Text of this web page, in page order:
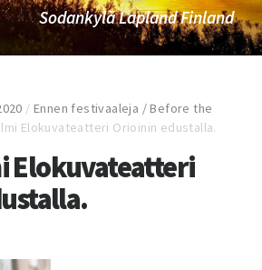
Sodankylä Lapland Finland
/Ennen festivaaleja / Before the
Elokuvateatteri Orioinin edustalla.
Elokuvateatteri